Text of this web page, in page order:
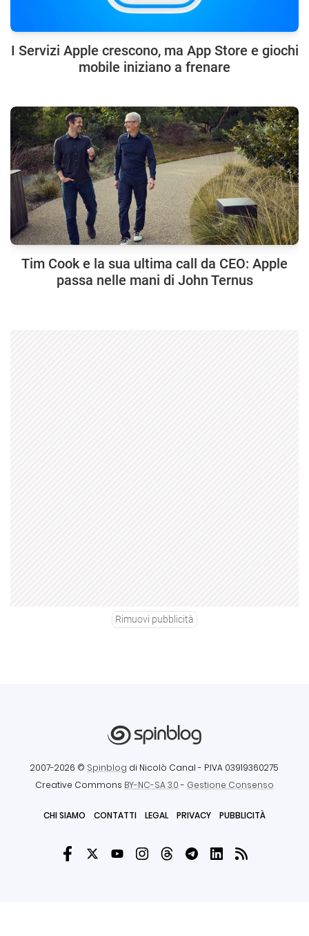
I Servizi Apple crescono, ma App Store e giochi
mobile iniziano a frenare
Tim Cook e la sua ultima call da CEO: Apple
passa nelle mani di John Ternus
Rimuovi pubblicità
2007-2026 © Spinblog di Nicolò Canal - P.IVA 03919360275
Creative Commons BY-NC-SA 3.0- Gestione Consenso
CHI SIAMO CONTATTI LEGAL PRIVACY PUBBLICITÀ